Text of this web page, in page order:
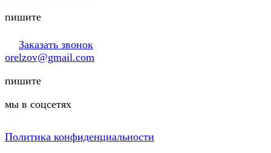
пишите
Заказать звонок
orelzov@gmail.com
пишите
мы в соцсетях
Политика конфиденциальности